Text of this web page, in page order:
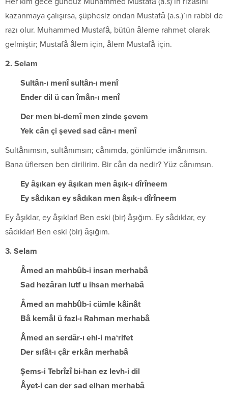
kazanmaya çalışırsa, şüphesiz ondan Mustafâ (a.s.)’ın rabbi de
razı olur. Muhammed Mustafâ, bütün âleme rahmet olarak
gelmiştir; Mustafâ âlem için, âlem Mustafâ için.
2. Selam
Sultân-ı menî sultân-ı menî
Ender dil ü can îmân-ı menî
Der men bi-demî men zinde şevem
Yek cân çi şeved sad cân-ı menî
Sultânımsın, sultânımsın; cânımda, gönlümde imânımsın.
Bana üflersen ben dirilirim. Bir cân da nedir? Yüz cânımsın.
Ey âşıkan ey âşıkan men âşık-ı dîrîneem
Ey sâdıkan ey sâdıkan men âşık-ı dîrîneem
Ey âşıklar, ey âşıklar! Ben eski (bir) âşığım. Ey sâdıklar, ey
sâdıklar! Ben eski (bir) âşığım.
3. Selam
Âmed an mahbûb-i insan merhabâ
Sad hezâran lutf u ihsan merhabâ
Âmed an mahbûb-i cümle kâinât
Bâ kemâl ü fazl-ı Rahman merhabâ
Âmed an serdâr-ı ehl-i ma‘rifet
Der sıfât-ı çâr erkân merhabâ
Şems-i Tebrîzî bi-han ez levh-i dil
Âyet-i can der sad elhan merhabâ